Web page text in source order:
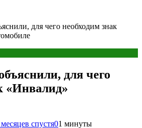
для чего необходим знак
для чего
«Инвалид»
спустя01 минуты